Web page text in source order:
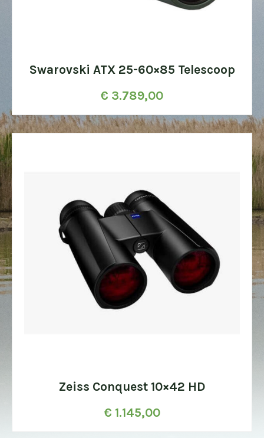
Swarovski ATX 25-60×85 Telescoop
€ 3.789,00
Zeiss Conquest 10×42 HD
€ 1.145,00